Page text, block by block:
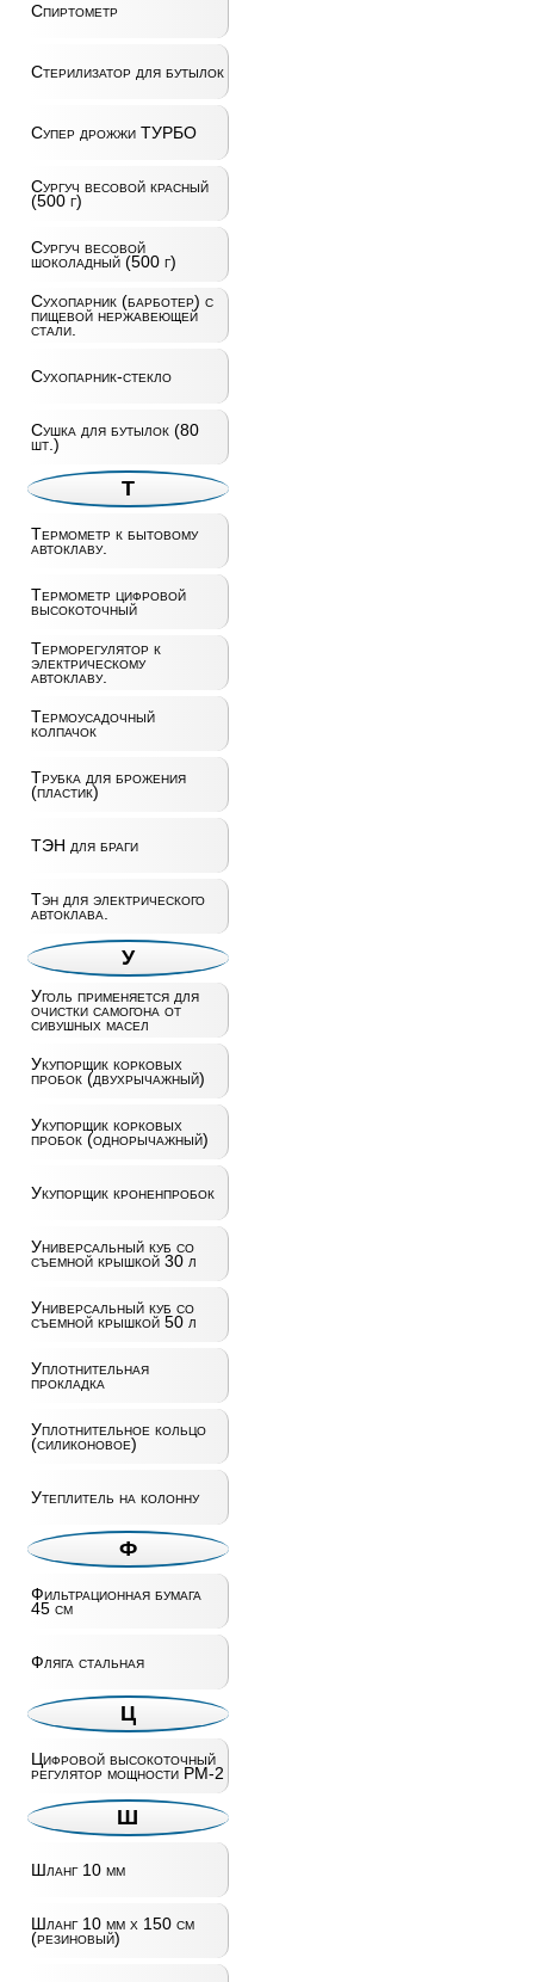
Спиртометр
Стерилизатор для бутылок
Супер дрожжи ТУРБО
Сургуч весовой красный
(500 г)
Сургуч весовой
шоколадный (500 г)
Сухопарник (барботер) с
пищевой нержавеющей
стали.
Сухопарник-стекло
Сушка для бутылок (80
шт.)
Т
Термометр к бытовому
автоклаву.
Термометр цифровой
высокоточный
Терморегулятор к
электрическому
автоклаву.
Термоусадочный
колпачок
Трубка для брожения
(пластик)
ТЭН для браги
Тэн для электрического
автоклава.
У
Уголь применяется для
очистки самогона от
сивушных масел
Укупорщик корковых
пробок (двухрычажный)
Укупорщик корковых
пробок (однорычажный)
Укупорщик кроненпробок
Универсальный куб со
съемной крышкой 30 л
Универсальный куб со
съемной крышкой 50 л
Уплотнительная
прокладка
Уплотнительное кольцо
(силиконовое)
Утеплитель на колонну
Ф
Фильтрационная бумага
45 см
Фляга стальная
Ц
Цифровой высокоточный
регулятор мощности РМ-2
Ш
Шланг 10 мм
Шланг 10 мм х 150 см
(резиновый)